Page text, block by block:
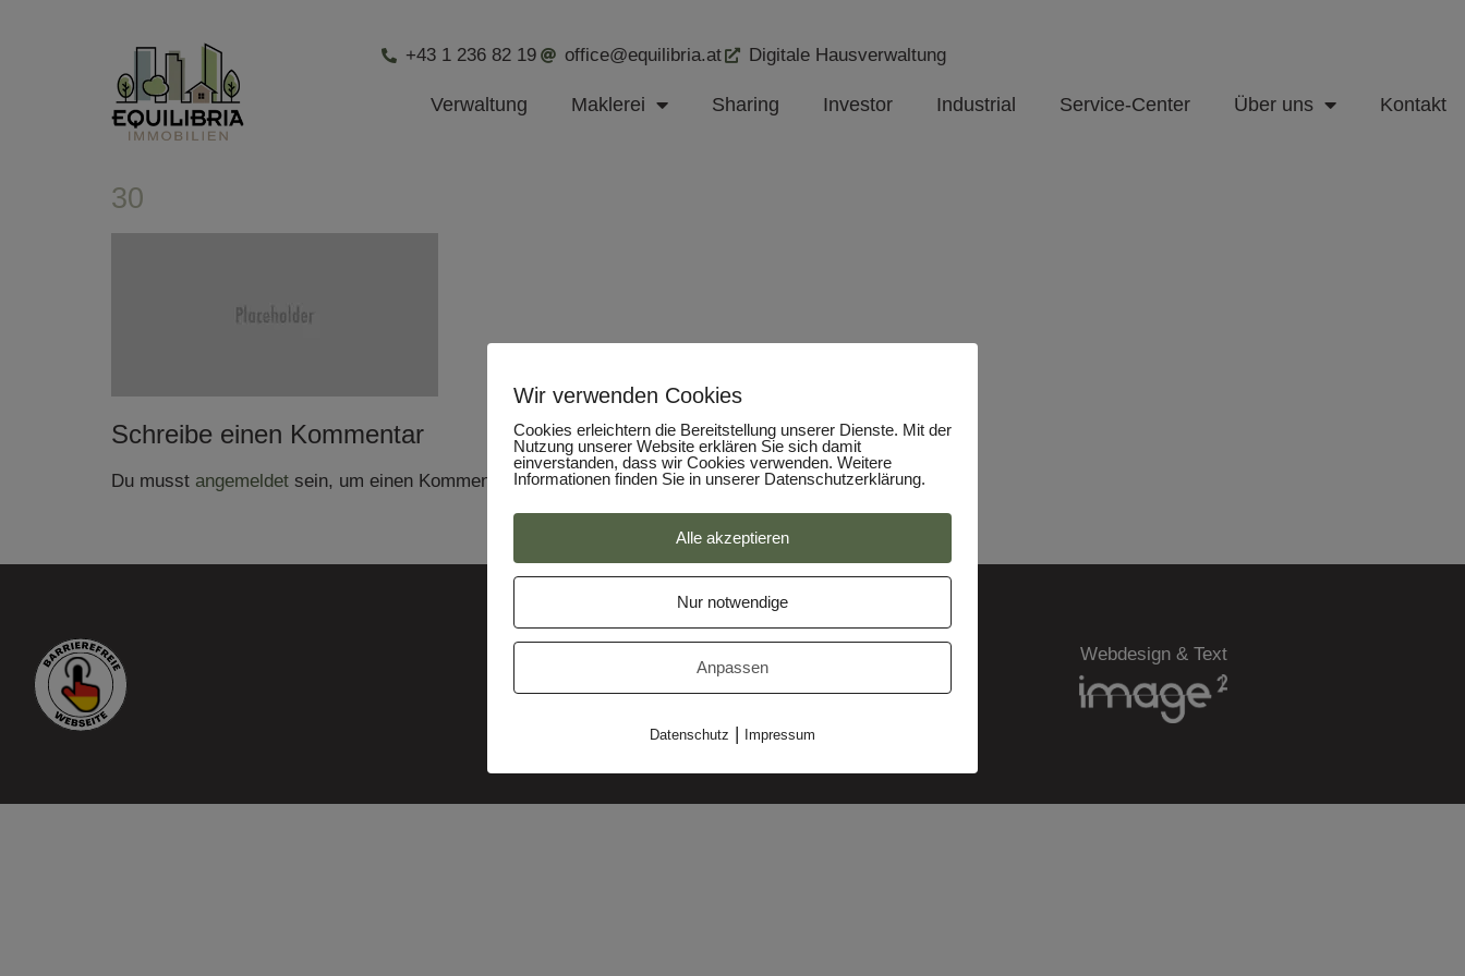
+43 1 236 82 19 office@equilibria.at Digitale Hausverwaltung
Verwaltung Maklerei Sharing Investor Industrial Service-Center Über uns Kontakt
30
Schreibe einen Kommentar
Du musst angemeldet sein, um einen Kommentar abzugeben.
Webdesign & Text
Wir verwenden Cookies
Cookies erleichtern die Bereitstellung unserer Dienste. Mit der
Nutzung unserer Website erklären Sie sich damit
einverstanden, dass wir Cookies verwenden. Weitere
Informationen finden Sie in unserer Datenschutzerklärung.
Alle akzeptieren
Nur notwendige
Anpassen
Datenschutz | Impressum